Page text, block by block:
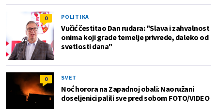
0 POLITIKA
Vučić čestitao Dan rudara: "Slava i zahvalnost
onima koji grade temelje privrede, daleko od
svetlosti dana"
0 SVET
Noć horora na Zapadnoj obali: Naoružani
doseljenici palili sve pred sobom FOTO/VIDEO